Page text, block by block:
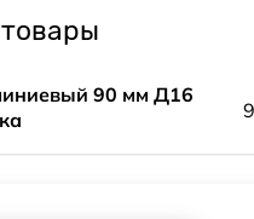
90 мм Д16